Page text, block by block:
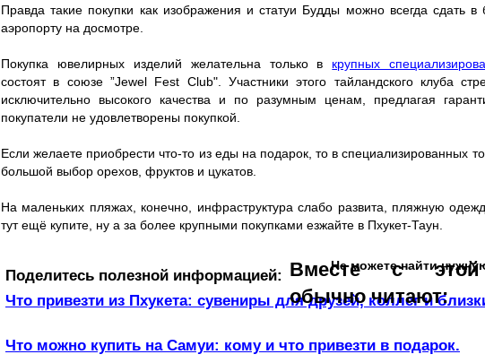
Правда такие покупки как изображения и статуи Будды можно всегда сдать
аэропорту на досмотре.
Покупка ювелирных изделий желательна только в крупных
состоят в союзе ”Jewel Fest Club". Участники этого тайландского клуба
исключительно высокого качества и по разумным ценам, предлагая
покупатели не удовлетворены покупкой.
Если желаете приобрести что-то из еды на подарок, то в специализированных
большой выбор орехов, фруктов и цукатов.
На маленьких пляжах, конечно, инфраструктура слабо развита, пляжную
тут ещё купите, ну а за более крупными покупками езжайте в Пхукет-Таун.
Поделитесь полезной информацией: Вместе с этой
обычно читают:
Что привезти из Пхукета: сувениры для друзей, коллег и
Что можно купить на Самуи: кому и что привезти в подарок.
Не можете найти